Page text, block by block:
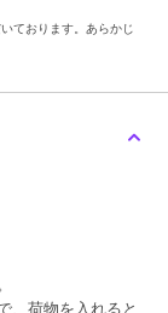
ております。あらかじ
、荷物を入れると